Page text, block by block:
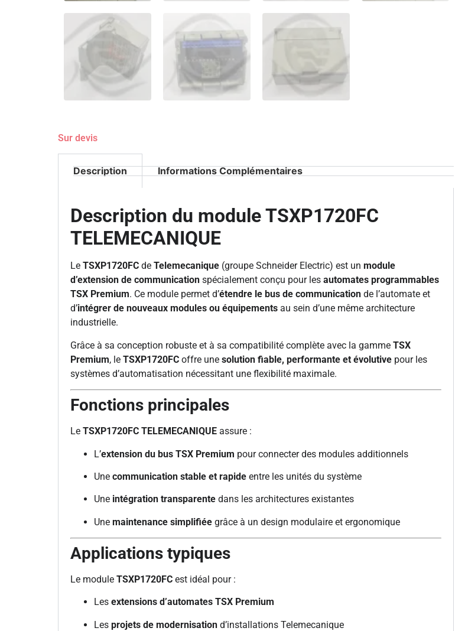
Sur devis
Description Informations Complémentaires
Description du module TSXP1720FC
TELEMECANIQUE
Le TSXP1720FC de Telemecanique (groupe Schneider Electric) est un module
d’extension de communication spécialement conçu pour les automates programmables
TSX Premium. Ce module permet d’étendre le bus de communication de l’automate et
d’intégrer de nouveaux modules ou équipements au sein d’une même architecture
industrielle.
Grâce à sa conception robuste et à sa compatibilité complète avec la gamme TSX
Premium, le TSXP1720FC offre une solution fiable, performante et évolutive pour les
systèmes d’automatisation nécessitant une flexibilité maximale.
Fonctions principales
Le TSXP1720FC TELEMECANIQUE assure :
L’extension du bus TSX Premium pour connecter des modules additionnels
Une communication stable et rapide entre les unités du système
Une intégration transparente dans les architectures existantes
Une maintenance simplifiée grâce à un design modulaire et ergonomique
Applications typiques
Le module TSXP1720FC est idéal pour :
Les extensions d’automates TSX Premium
Les projets de modernisation d’installations Telemecanique